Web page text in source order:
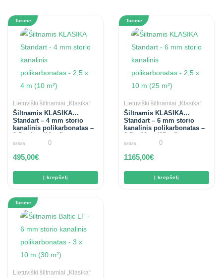
Turime
Lietuviški šiltnamiai „Klasika“
Šiltnamis KLASIKA
Standart – 4 mm storio
kanalinis polikarbonatas –
2,5 x 4 m (10 m²)
out
5
0
495,00€
Į krepšelį
Turime
Lietuviški šiltnamiai „Klasika“
Šiltnamis KLASIKA
Standart – 6 mm storio
kanalinis polikarbonatas –
2,5 x 10 m (25 m²)
out
5
0
1165,00€
Į krepšelį
Turime
Lietuviški šiltnamiai „Klasika“